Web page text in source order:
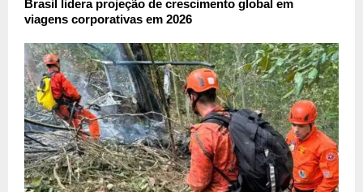
Brasil lidera projeção de crescimento global em
viagens corporativas em 2026